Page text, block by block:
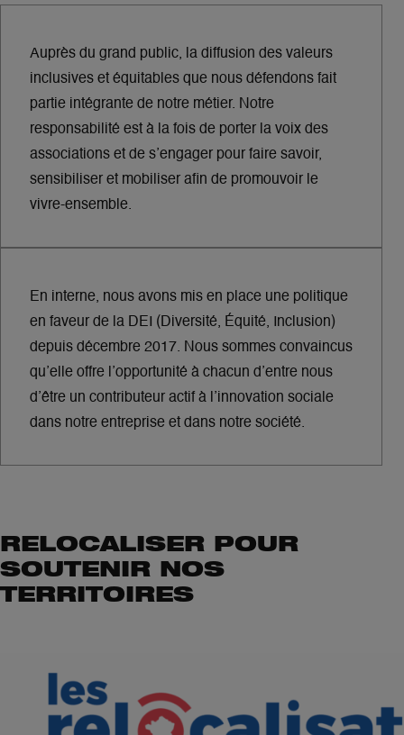
Auprès du grand public, la diffusion des valeurs
inclusives et équitables que nous défendons fait
partie intégrante de notre métier. Notre
responsabilité est à la fois de porter la voix des
associations et de s’engager pour faire savoir,
sensibiliser et mobiliser afin de promouvoir le
vivre-ensemble.
En interne, nous avons mis en place une politique
en faveur de la DEI (Diversité, Équité, Inclusion)
depuis décembre 2017. Nous sommes convaincus
qu’elle offre l’opportunité à chacun d’entre nous
d’être un contributeur actif à l’innovation sociale
dans notre entreprise et dans notre société.
RELOCALISER POUR
SOUTENIR NOS
TERRITOIRES